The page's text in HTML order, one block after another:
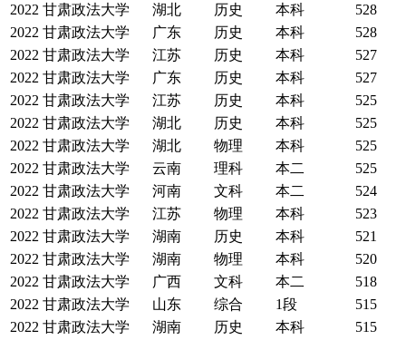
2022 甘肃政法大学 湖北 历史 本科
528
2022 甘肃政法大学 广东 历史 本科
528
2022 甘肃政法大学 江苏 历史 本科
527
2022 甘肃政法大学 广东 历史 本科
527
2022 甘肃政法大学 江苏 历史 本科
525
2022 甘肃政法大学 湖北 历史 本科
525
2022 甘肃政法大学 湖北 物理 本科
525
2022 甘肃政法大学 云南 理科 本二
525
2022 甘肃政法大学 河南 文科 本二
524
2022 甘肃政法大学 江苏 物理 本科
523
2022 甘肃政法大学 湖南 历史 本科
521
2022 甘肃政法大学 湖南 物理 本科
520
2022 甘肃政法大学 广西 文科 本二
518
2022 甘肃政法大学 山东 综合 1段
515
2022 甘肃政法大学 湖南 历史 本科
515